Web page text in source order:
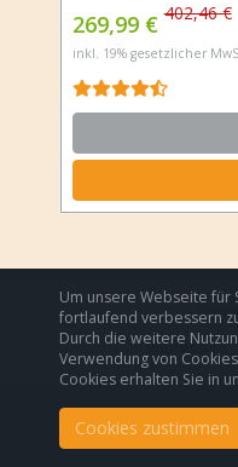
269,99 €402,46 €
inkl. 19% gesetzlicher
Impressum
Um unsere Webseite für
fortlaufend verbessern
Durch die weitere
Verwendung von
Cookies erhalten Sie in
Cookies zustimmen